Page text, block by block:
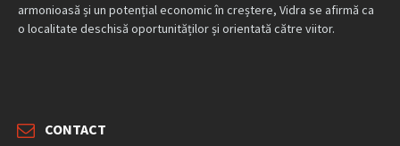
armonioasă și un potențial economic în creștere, Vidra se afirmă ca
o localitate deschisă oportunităților și orientată către viitor.
CONTACT